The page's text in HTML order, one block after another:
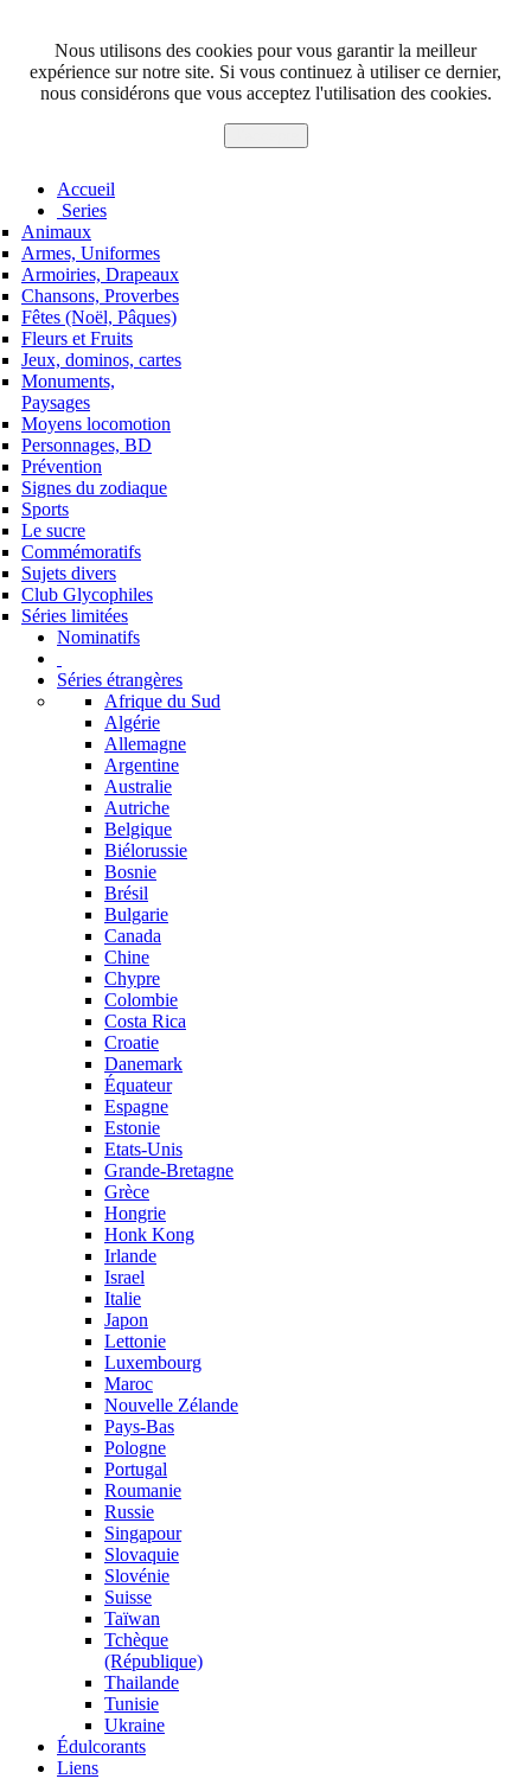
Nous utilisons des cookies pour vous garantir la meilleur
expérience sur notre site. Si vous continuez à utiliser ce dernier,
nous considérons que vous acceptez l'utilisation des cookies.
Accueil
Series
Animaux
Armes, Uniformes
Armoiries, Drapeaux
Chansons, Proverbes
Fêtes (Noël, Pâques)
Fleurs et Fruits
Jeux, dominos, cartes
Monuments,
Paysages
Moyens locomotion
Personnages, BD
Prévention
Signes du zodiaque
Sports
Le sucre
Commémoratifs
Sujets divers
Club Glycophiles
Séries limitées
Nominatifs
Séries étrangères
Afrique du Sud
Algérie
Allemagne
Argentine
Australie
Autriche
Belgique
Biélorussie
Bosnie
Brésil
Bulgarie
Canada
Chine
Chypre
Colombie
Costa Rica
Croatie
Danemark
Équateur
Espagne
Estonie
Etats-Unis
Grande-Bretagne
Grèce
Hongrie
Honk Kong
Irlande
Israel
Italie
Japon
Lettonie
Luxembourg
Maroc
Nouvelle Zélande
Pays-Bas
Pologne
Portugal
Roumanie
Russie
Singapour
Slovaquie
Slovénie
Suisse
Taïwan
Tchèque
(République)
Thailande
Tunisie
Ukraine
Édulcorants
Liens